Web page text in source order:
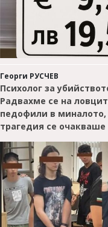
Георги РУСЧЕВ
Психолог за
Радвахме се на
педофили в миналото,
трагедия се очакваше